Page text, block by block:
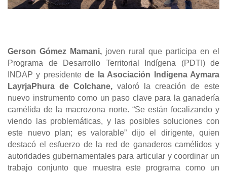
Gerson Gómez Mamani, joven rural que participa en el
Programa de Desarrollo Territorial Indígena (PDTI) de
INDAP y presidentede la Asociación Indígena Aymara
LayrjaPhura de Colchane, valoró la creación de este
nuevo instrumento como un paso clave para la ganadería
camélida de la macrozona norte. “Se están focalizando y
viendo las problemáticas, y las posibles soluciones con
este nuevo plan; es valorable” dijo el dirigente, quien
destacó el esfuerzo de la red de ganaderos camélidos y
autoridades gubernamentales para articular y coordinar un
trabajo conjunto que muestra este programa como un